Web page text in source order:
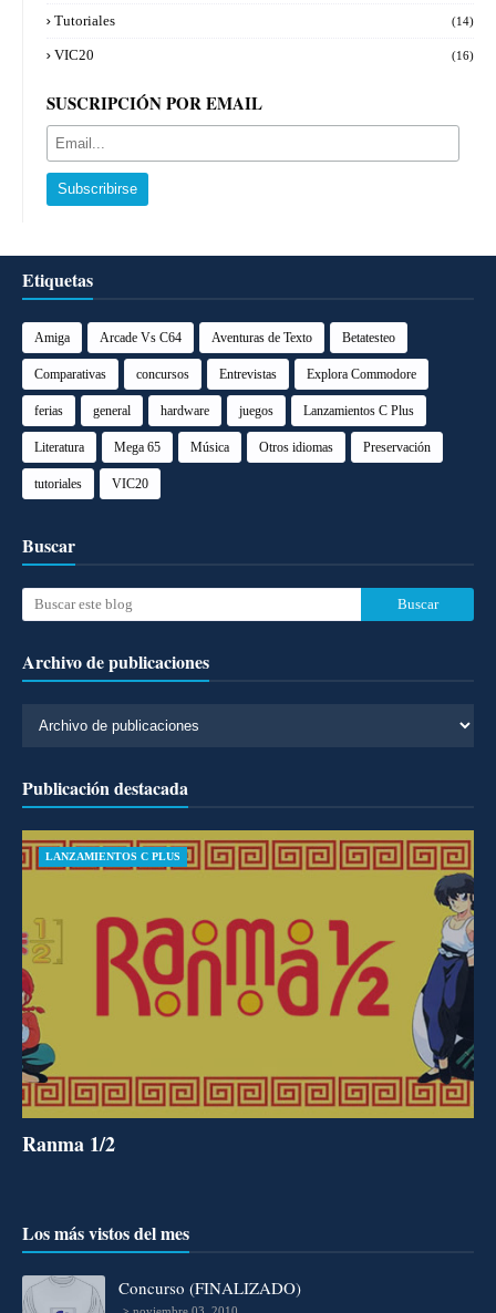
Tutoriales (14)
VIC20 (16)
SUSCRIPCIÓN POR EMAIL
Etiquetas
Amiga Arcade Vs C64 Aventuras de Texto Betatesteo
Comparativas concursos Entrevistas Explora Commodore
ferias general hardware juegos Lanzamientos C Plus
Literatura Mega 65 Música Otros idiomas Preservación
tutoriales VIC20
Buscar
Archivo de publicaciones
Publicación destacada
LANZAMIENTOS C PLUS
Ranma 1/2
Los más vistos del mes
Concurso (FINALIZADO)